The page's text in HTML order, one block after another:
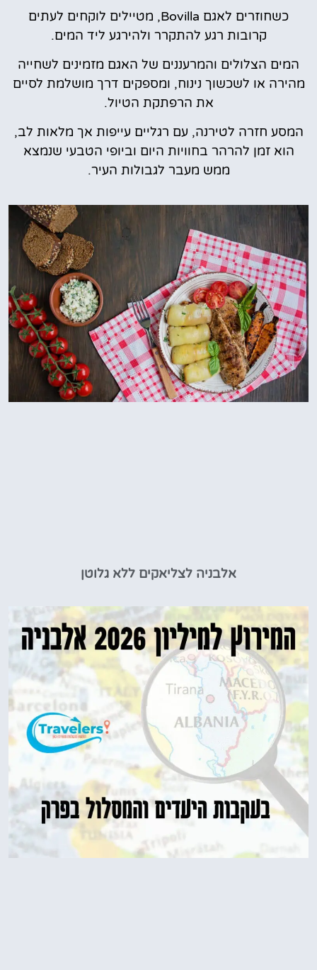
כשחוזרים לאגם Bovilla, מטיילים לוקחים לעתים
קרובות רגע להתקרר ולהירגע ליד המים.
המים הצלולים והמרעננים של האגם מזמינים לשחייה
מהירה או לשכשוך נינוח, ומספקים דרך מושלמת לסיים
את הרפתקת הטיול.
המסע חזרה לטירנה, עם רגליים עייפות אך מלאות לב,
הוא זמן להרהר בחוויות היום וביופי הטבעי שנמצא
ממש מעבר לגבולות העיר.
אלבניה לצליאקים ללא גלוטן